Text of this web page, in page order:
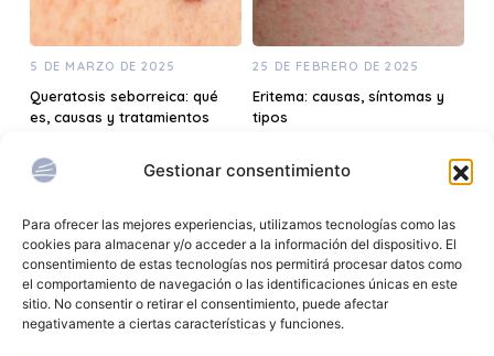
Gestionar consentimiento
Para ofrecer las mejores experiencias, utilizamos tecnologías como las
cookies para almacenar y/o acceder a la información del dispositivo. El
consentimiento de estas tecnologías nos permitirá procesar datos como
el comportamiento de navegación o las identificaciones únicas en este
sitio. No consentir o retirar el consentimiento, puede afectar
negativamente a ciertas características y funciones.
5 DE MARZO DE 2025
Queratosis seborreica: qué
es, causas y tratamientos
25 DE FEBRERO DE 2025
Eritema: causas, síntomas y
tipos